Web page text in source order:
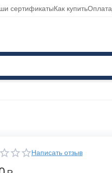
сертификатыКак купитьОплата
Написать отзыв